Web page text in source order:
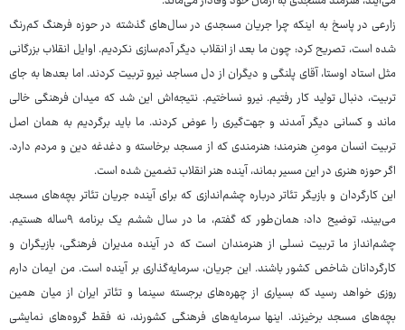
زارعی در پاسخ به اینکه چرا جریان مسجدی در سال‌های گذشته در حوزه فرهنگ کم‌رنگ
شده است، تصریح کرد: چون ما بعد از انقلاب دیگر آدم‌سازی نکردیم. اوایل انقلاب بزرگانی
مثل استاد اوستا، آقای پلنگی و دیگران از دل مساجد نیرو تربیت کردند. اما بعدها به جای
تربیت، دنبال تولید کار رفتیم. نیرو نساختیم. نتیجه‌اش این شد که میدان فرهنگی خالی
ماند و کسانی دیگر آمدند و جهت‌گیری را عوض کردند. ما باید برگردیم به همان اصل
تربیت انسان مومنِ هنرمند؛ هنرمندی که از مسجد برخاسته و دغدغه دین و مردم دارد.
اگر حوزه هنری در این مسیر بماند، آینده هنر انقلاب تضمین شده است.
این کارگردان و بازیگر تئاتر درباره چشم‌اندازی که برای آینده جریان تئاتر بچه‌های مسجد
می‌بیند، توضیح داد: همان‌طور که گفتم، ما در سال ششم یک برنامه ۹ساله هستیم.
چشم‌انداز ما تربیت نسلی از هنرمندان است که در آینده مدیران فرهنگی، بازیگران و
کارگردانان شاخص کشور باشند. این جریان، سرمایه‌گذاری بر آینده است. من ایمان دارم
روزی خواهد رسید که بسیاری از چهره‌های برجسته سینما و تئاتر ایران از میان همین
بچه‌های مسجد برخیزند. اینها سرمایه‌های فرهنگی کشورند، نه فقط گروه‌های نمایشی